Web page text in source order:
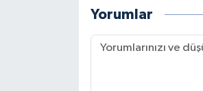
Yorumlar